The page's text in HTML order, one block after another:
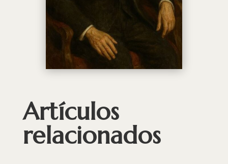
Artículos
relacionados